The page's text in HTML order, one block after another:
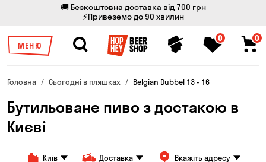
🚚 Безкоштовна доставка від 700 грн
⚡Привеземо до 90 хвилин
МЕНЮ
0 0
Головна Сьогодні в пляшках Belgian Dubbel 13 - 16
Бутильоване пиво з достакою в
Києві
Київ Доставка Вкажіть адресу